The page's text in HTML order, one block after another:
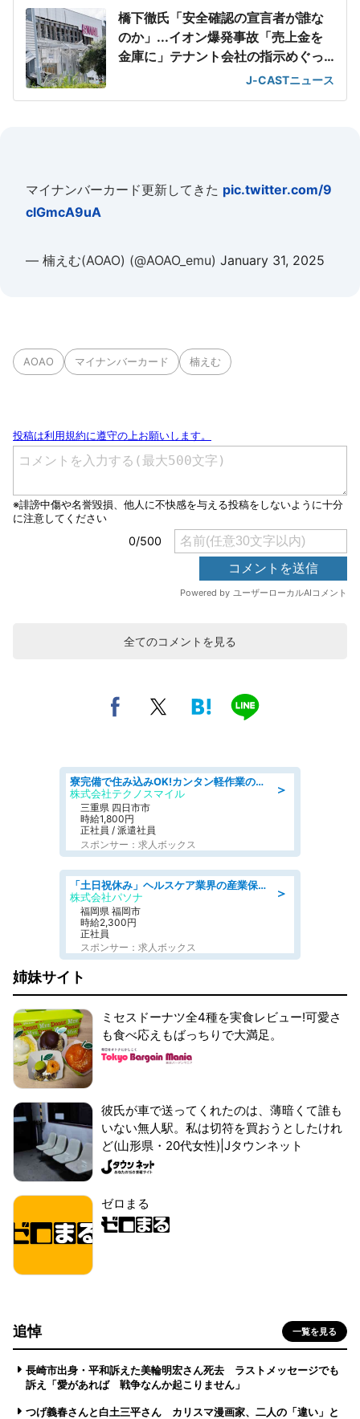
橋下徹氏「安全確認の宣言者が誰な
のか」...イオン爆発事故「売上金を
金庫に」テナント会社の指示めぐっ
J-CASTニュース
マイナンバーカード更新してきた pic.twitter.com/9
clGmcA9uA
— 楠えむ(AOAO) (@AOAO_emu) January 31, 2025
AOAO マイナンバーカード 楠えむ
全てのコメントを見る
＞
寮完備で住み込みOK!カンタン軽作業のお仕事 denso aichi
株式会社テクノスマイル
三重県 四日市市
時給1,800円
正社員 / 派遣社員
スポンサー：求人ボックス
＞
「土日祝休み」ヘルスケア業界の産業保健師/高時給/未経験OK/要資格:保健師、正看護師
株式会社パソナ
福岡県 福岡市
時給2,300円
正社員
スポンサー：求人ボックス
姉妹サイト
ミセスドーナツ全4種を実食レビュー!可愛さ
も食べ応えもばっちりで大満足。
彼氏が車で送ってくれたのは、薄暗くて誰も
いない無人駅。私は切符を買おうとしたけれ
ど(山形県・20代女性)|Jタウンネット
ゼロまる
追悼 一覧を見る
長崎市出身・平和訴えた美輪明宏さん死去 ラストメッセージでも
訴え「愛があれば 戦争なんか起こりません」
つげ義春さんと白土三平さん カリスマ漫画家、二人の「違い」と